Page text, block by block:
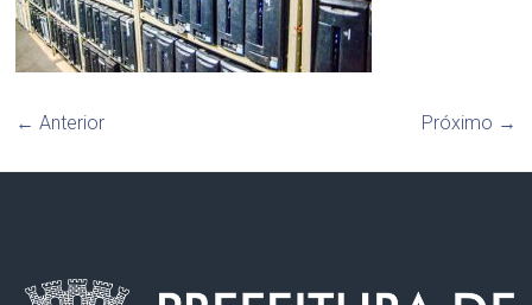
← Anterior Próximo →